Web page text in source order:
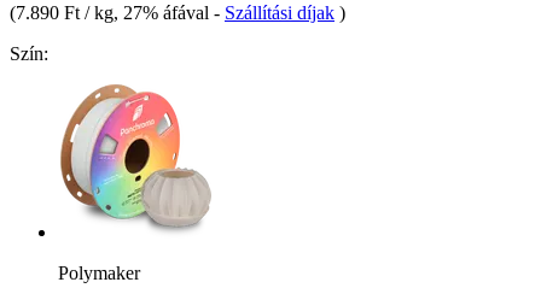
(7.890 Ft / kg, 27% áfával - Szállítási díjak )
Szín:
Polymaker